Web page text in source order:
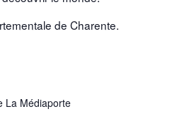
de Charente.
La Médiaporte